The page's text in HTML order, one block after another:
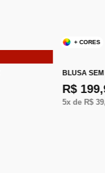
+ CORES
BLUSA
R$
5x de R$